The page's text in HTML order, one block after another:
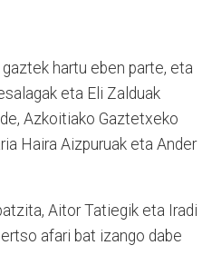
hartu eben parte, eta
eta Eli Zalduak
Azkoitiako Gaztetxeko
Haira Aizpuruak eta Ander
Aitor Tatiegik eta Iradi
afari bat izango dabe